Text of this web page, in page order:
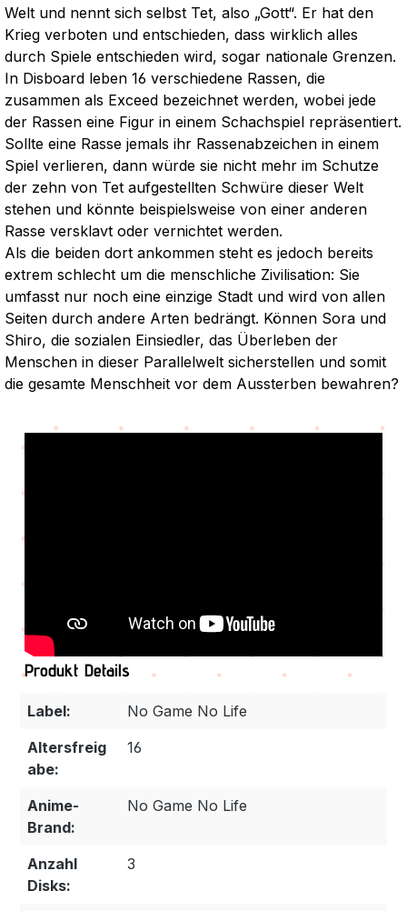
Welt und nennt sich selbst Tet, also „Gott“. Er hat den
Krieg verboten und entschieden, dass wirklich alles
durch Spiele entschieden wird, sogar nationale Grenzen.
In Disboard leben 16 verschiedene Rassen, die
zusammen als Exceed bezeichnet werden, wobei jede
der Rassen eine Figur in einem Schachspiel repräsentiert.
Sollte eine Rasse jemals ihr Rassenabzeichen in einem
Spiel verlieren, dann würde sie nicht mehr im Schutze
der zehn von Tet aufgestellten Schwüre dieser Welt
stehen und könnte beispielsweise von einer anderen
Rasse versklavt oder vernichtet werden.
Als die beiden dort ankommen steht es jedoch bereits
extrem schlecht um die menschliche Zivilisation: Sie
umfasst nur noch eine einzige Stadt und wird von allen
Seiten durch andere Arten bedrängt. Können Sora und
Shiro, die sozialen Einsiedler, das Überleben der
Menschen in dieser Parallelwelt sicherstellen und somit
die gesamte Menschheit vor dem Aussterben bewahren?
Produkt Details
Label:
No Game No Life
Altersfreig
abe:
16
Anime-
Brand:
No Game No Life
Anzahl
Disks:
3